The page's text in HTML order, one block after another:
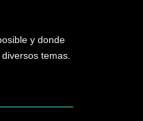
y donde
temas.